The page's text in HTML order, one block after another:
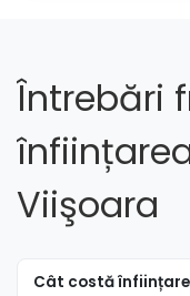
Întrebări
Viişoara
Cât costă